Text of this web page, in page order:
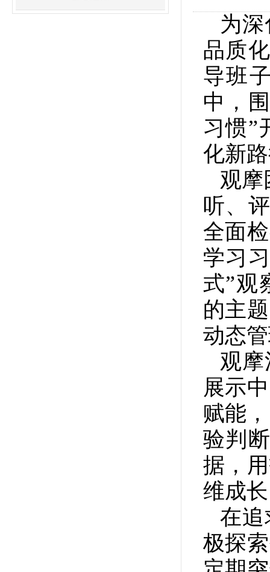
为
品质
导班
中，
习惯”
化新
观摩
听、
全面
学习
式”观
的主
动态
观
展示
赋能
验判
据，
维成
在追
极探